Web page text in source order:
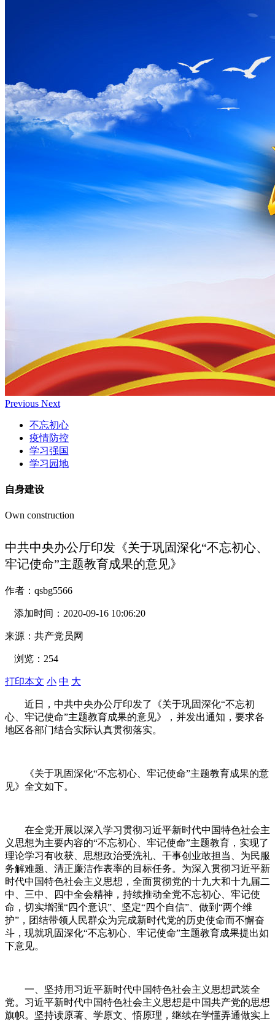
Previous Next
不忘初心
疫情防控
学习强国
学习园地
自身建设
Own construction
中共中央办公厅印发《关于巩固深化“不忘初心、
牢记使命”主题教育成果的意见》
作者： qsbg5566
添加时间： 2020-09-16 10:06:20
来源： 共产党员网
浏览： 254
打印本文 小 中 大
近日，中共中央办公厅印发了《关于巩固深化“不忘初
心、牢记使命”主题教育成果的意见》，并发出通知，要求各
地区各部门结合实际认真贯彻落实。
《关于巩固深化“不忘初心、牢记使命”主题教育成果的意
见》全文如下。
在全党开展以深入学习贯彻习近平新时代中国特色社会主
义思想为主要内容的“不忘初心、牢记使命”主题教育，实现了
理论学习有收获、思想政治受洗礼、干事创业敢担当、为民服
务解难题、清正廉洁作表率的目标任务。为深入贯彻习近平新
时代中国特色社会主义思想，全面贯彻党的十九大和十九届二
中、三中、四中全会精神，持续推动全党不忘初心、牢记使
命，切实增强“四个意识”、坚定“四个自信”、做到“两个维
护”，团结带领人民群众为完成新时代党的历史使命而不懈奋
斗，现就巩固深化“不忘初心、牢记使命”主题教育成果提出如
下意见。
一、坚持用习近平新时代中国特色社会主义思想武装全
党。习近平新时代中国特色社会主义思想是中国共产党的思想
旗帜。坚持读原著、学原文、悟原理，继续在学懂弄通做实上